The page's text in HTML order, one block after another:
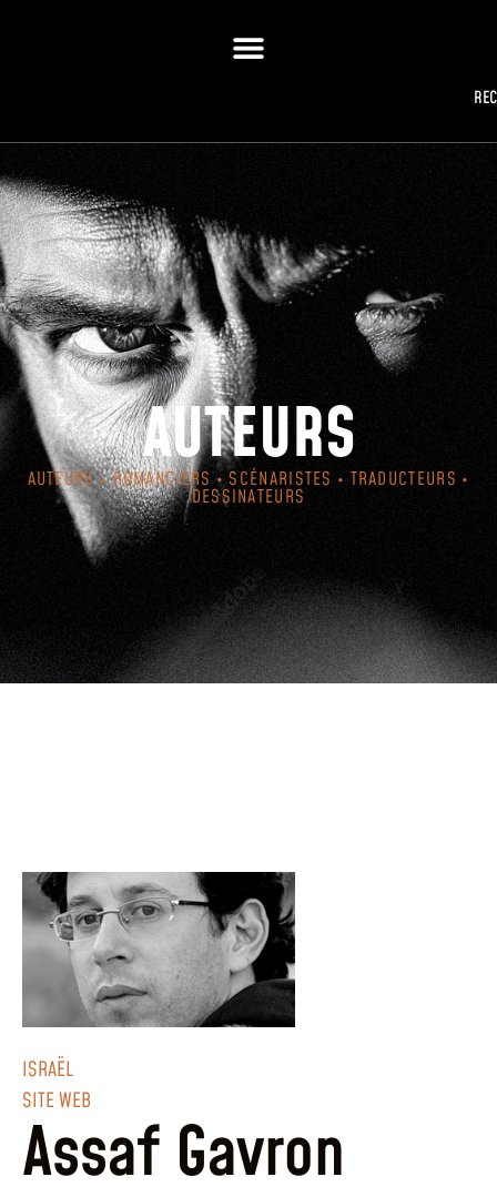
AUTEURS
AUTEURS • ROMANCIERS • SCÉNARISTES • TRADUCTEURS •
DESSINATEURS
ISRAËL
SITE WEB
Assaf Gavron